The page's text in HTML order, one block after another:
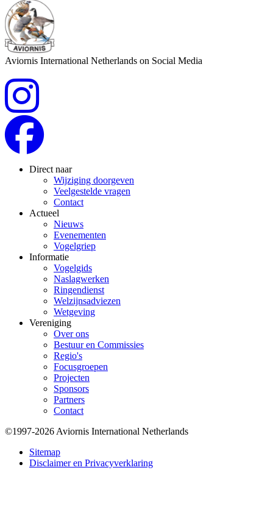
Aviornis International Netherlands on Social Media
Direct naar
Wijziging doorgeven
Veelgestelde vragen
Contact
Actueel
Nieuws
Evenementen
Vogelgriep
Informatie
Vogelgids
Naslagwerken
Ringendienst
Welzijnsadviezen
Wetgeving
Vereniging
Over ons
Bestuur en Commissies
Regio's
Focusgroepen
Projecten
Sponsors
Partners
Contact
Bottom
©1997-2026 Aviornis International Netherlands
Sitemap
Disclaimer en Privacyverklaring